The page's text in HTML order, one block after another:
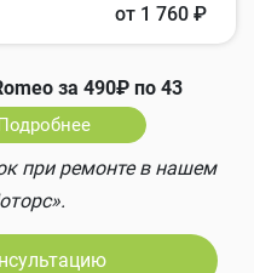
от 1 760 ₽
за 490₽ по 43
при ремонте в нашем